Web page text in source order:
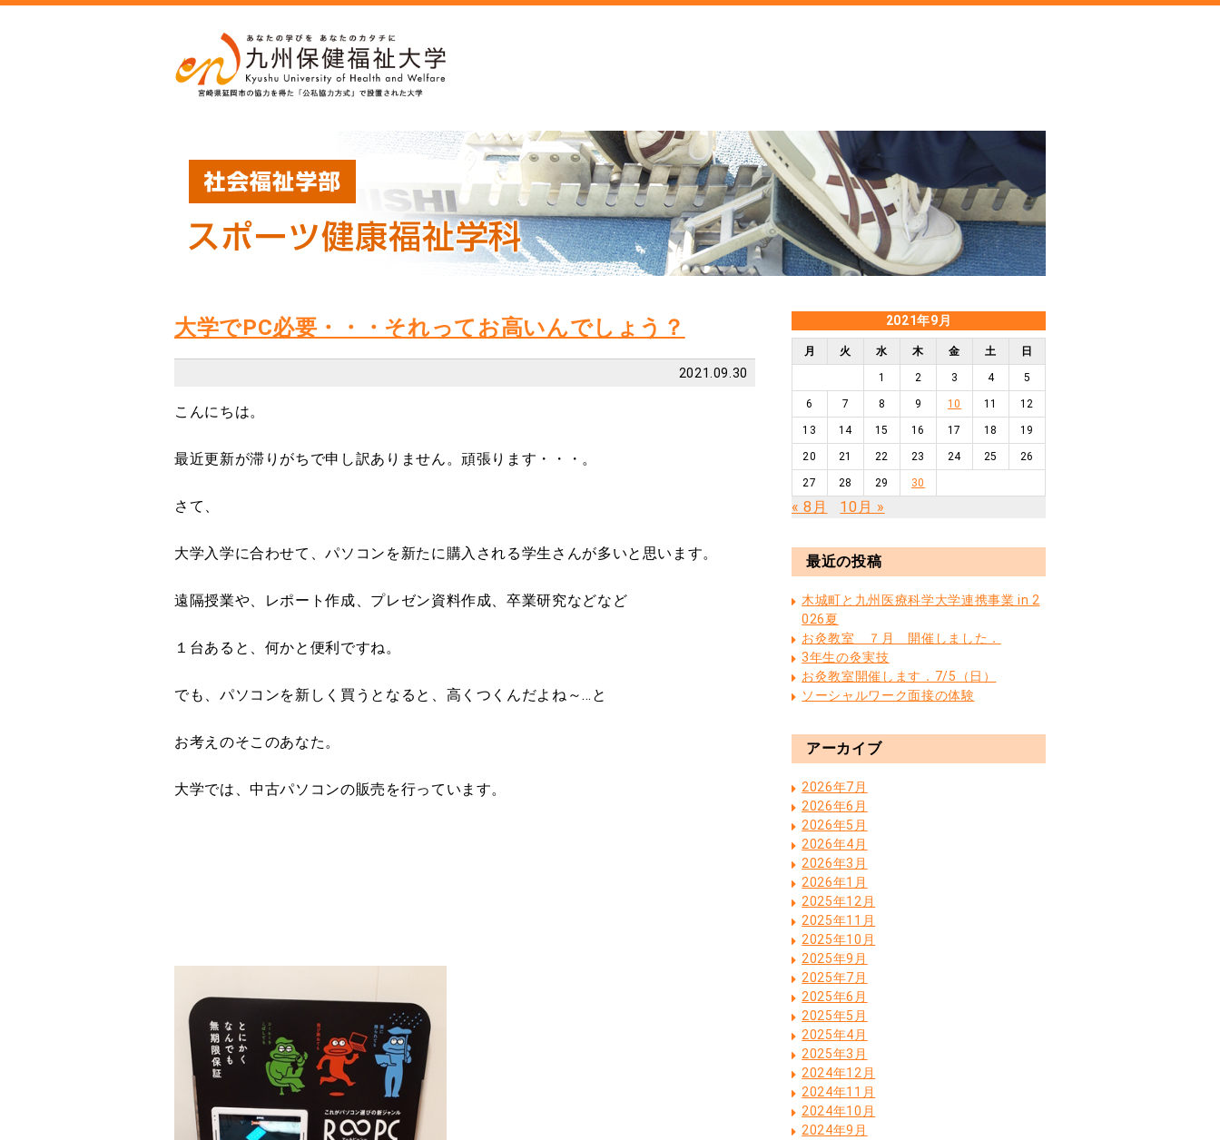
大学でPC必要・・・それってお高いんでしょう？
2021.09.30
こんにちは。
最近更新が滞りがちで申し訳ありません。頑張ります・・・。
さて、
大学入学に合わせて、パソコンを新たに購入される学生さんが多いと思います。
遠隔授業や、レポート作成、プレゼン資料作成、卒業研究などなど
１台あると、何かと便利ですね。
でも、パソコンを新しく買うとなると、高くつくんだよね～…と
お考えのそこのあなた。
大学では、中古パソコンの販売を行っています。
2021年9月
月 火 水 木 金 土 日
1 2 3 4 5
6 7 8 9 10 11 12
13 14 15 16 17 18 19
20 21 22 23 24 25 26
27 28 29 30
« 8月 10月 »
最近の投稿
木城町と九州医療科学大学連携事業 in 2
026夏
お灸教室 ７月 開催しました．
3年生の灸実技
お灸教室開催します．7/5（日）
ソーシャルワーク面接の体験
アーカイブ
2026年7月
2026年6月
2026年5月
2026年4月
2026年3月
2026年1月
2025年12月
2025年11月
2025年10月
2025年9月
2025年7月
2025年6月
2025年5月
2025年4月
2025年3月
2024年12月
2024年11月
2024年10月
2024年9月